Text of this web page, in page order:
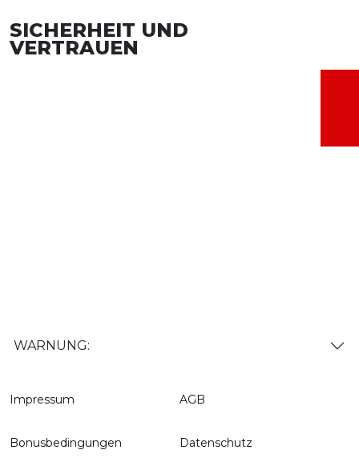
SICHERHEIT UND
VERTRAUEN
WARNUNG:
Impressum AGB
Bonusbedingungen Datenschutz